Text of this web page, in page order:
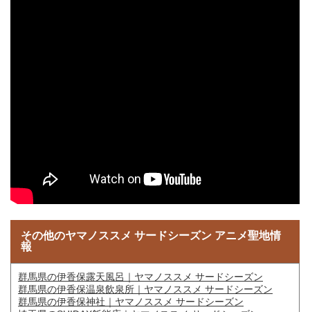
その他のヤマノススメ サードシーズン アニメ聖地情
報
群馬県の伊香保露天風呂｜ヤマノススメ サードシーズン
群馬県の伊香保温泉飲泉所｜ヤマノススメ サードシーズン
群馬県の伊香保神社｜ヤマノススメ サードシーズン